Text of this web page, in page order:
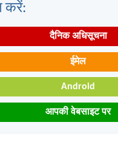
करें:
दैनिक अधिसूचना
ईमेल
Android
आपकी वेबसाइट पर